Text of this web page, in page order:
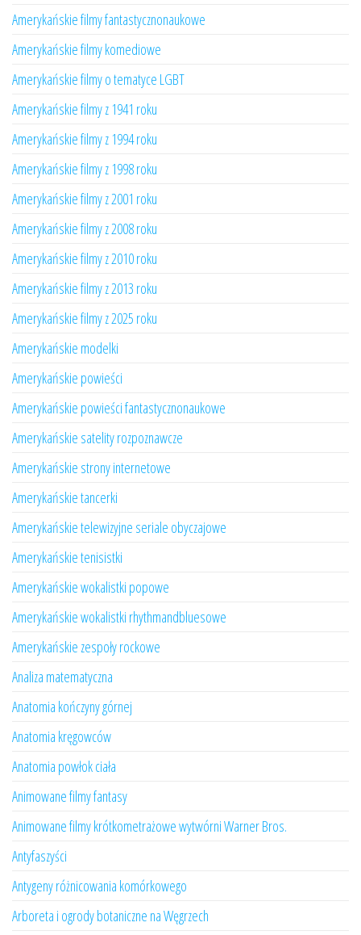
Amerykańskie filmy fantastycznonaukowe
Amerykańskie filmy komediowe
Amerykańskie filmy o tematyce LGBT
Amerykańskie filmy z 1941 roku
Amerykańskie filmy z 1994 roku
Amerykańskie filmy z 1998 roku
Amerykańskie filmy z 2001 roku
Amerykańskie filmy z 2008 roku
Amerykańskie filmy z 2010 roku
Amerykańskie filmy z 2013 roku
Amerykańskie filmy z 2025 roku
Amerykańskie modelki
Amerykańskie powieści
Amerykańskie powieści fantastycznonaukowe
Amerykańskie satelity rozpoznawcze
Amerykańskie strony internetowe
Amerykańskie tancerki
Amerykańskie telewizyjne seriale obyczajowe
Amerykańskie tenisistki
Amerykańskie wokalistki popowe
Amerykańskie wokalistki rhythmandbluesowe
Amerykańskie zespoły rockowe
Analiza matematyczna
Anatomia kończyny górnej
Anatomia kręgowców
Anatomia powłok ciała
Animowane filmy fantasy
Animowane filmy krótkometrażowe wytwórni Warner Bros.
Antyfaszyści
Antygeny różnicowania komórkowego
Arboreta i ogrody botaniczne na Węgrzech